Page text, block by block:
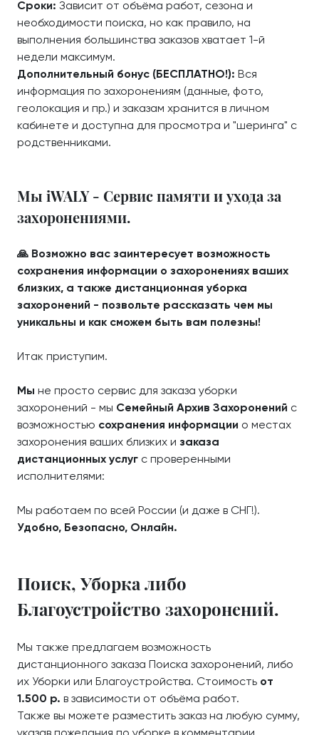
Сроки: Зависит от объёма работ, сезона и
необходимости поиска, но как правило, на
выполнения большинства заказов хватает 1-й
недели максимум.
Дополнительный бонус (БЕСПЛАТНО!): Вся
информация по захоронениям (данные, фото,
геолокация и пр.) и заказам хранится в личном
кабинете и доступна для просмотра и "шеринга" с
родственниками.
Мы iWALY - Сервис памяти и ухода за
захоронениями.
🙏 Возможно вас заинтересует возможность
сохранения информации о захоронениях ваших
близких, а также дистанционная уборка
захоронений - позвольте рассказать чем мы
уникальны и как сможем быть вам полезны!
Итак приступим.
Мы не просто сервис для заказа уборки
захоронений - мы Семейный Архив Захоронений с
возможностью сохранения информации о местах
захоронения ваших близких и заказа
дистанционных услуг с проверенными
исполнителями:
Мы работаем по всей России (и даже в СНГ!).
Удобно, Безопасно, Онлайн.
Поиск, Уборка либо
Благоустройство захоронений.
Мы также предлагаем возможность
дистанционного заказа Поиска захоронений, либо
их Уборки или Благоустройства. Стоимость от
1.500 р. в зависимости от объёма работ.
Также вы можете разместить заказ на любую сумму,